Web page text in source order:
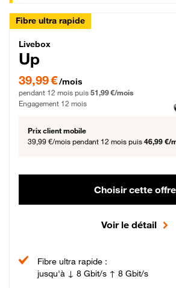
Fibre ultra rapide
Livebox Up Fibre
Livebox
Up
39,99 € par mois pendant 12 mois puis 51,99 €
39,99 €/mois
pendant 12 mois puis 51,99 €/mois
Engagement 12 mois
Prix client mobile
39,99 €/mois pendant 12 mois puis 46,99 €/
Choisir cette offre
Voir le détail
Fibre ultra rapide :
jusqu'à ↓ 8 Gbit/s ↑ 8 Gbit/s